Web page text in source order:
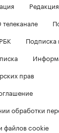
Редакция
Подписка
прав
обработки
файлов cookie